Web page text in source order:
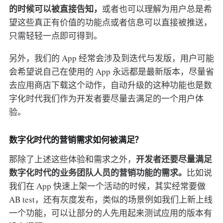
的时候可以被直接告知， 或者也可以理解为用户总是希
望这些真正有价值的功能点或者信息可以直接被推送，
只需轻轻一点即可得到。
另外，我们的 App 经常会涉及到迭代与发版，用户可能
会希望说自己在使用的 App 永远都是最新版本，尽量省
去应用商店下载这个动作，自动升级的这种功能也是数
字化时代我们作为开发者要尽量去满足的一个用户体
验。
数字化时代的营销需求如何被满足？
那除了上述这些体验和需求之外， 开发者还要尽量满足
数字化时代的业务团队人员的营销功能的需求。 比如说
我们在 App 快速上架一个活动的时候，其实经常要做
AB test，还有灰度发布，类似的场景例如我们上新上线
一个功能，可以让部分的人先用起来测试应用的版本有